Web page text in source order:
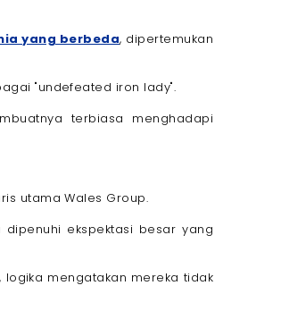
yang berbeda, dipertemukan
"undefeated iron lady".
terbiasa menghadapi
utama Wales Group.
ekspektasi besar yang
mengatakan mereka tidak